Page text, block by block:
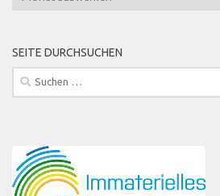
SEITE DURCHSUCHEN
Suche
nach: